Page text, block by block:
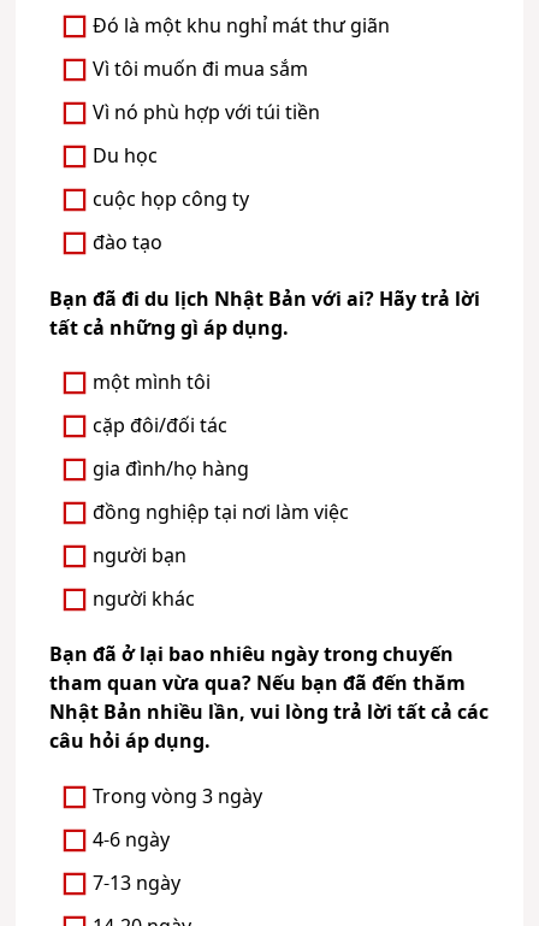
Đó là một khu nghỉ mát thư giãn
Vì tôi muốn đi mua sắm
Vì nó phù hợp với túi tiền
Du học
cuộc họp công ty
đào tạo
Bạn đã đi du lịch Nhật Bản với ai? Hãy trả lời
tất cả những gì áp dụng.
một mình tôi
cặp đôi/đối tác
gia đình/họ hàng
đồng nghiệp tại nơi làm việc
người bạn
người khác
Bạn đã ở lại bao nhiêu ngày trong chuyến
tham quan vừa qua? Nếu bạn đã đến thăm
Nhật Bản nhiều lần, vui lòng trả lời tất cả các
câu hỏi áp dụng.
Trong vòng 3 ngày
4-6 ngày
7-13 ngày